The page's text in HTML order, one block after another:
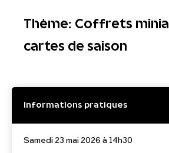
Thème: Coffrets
cartes de saison
Informations pratiques
Samedi 23 mai 2026 à 14h30